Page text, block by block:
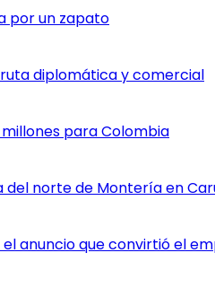
por un zapato
ruta diplomática y comercial
para Colombia
del norte de Montería en
anuncio que convirtió el